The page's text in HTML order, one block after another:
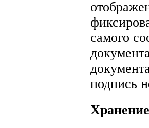
самого
подпись